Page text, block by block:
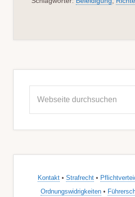
Kontakt • Strafrecht •
Ordnungswidrigkeiten •